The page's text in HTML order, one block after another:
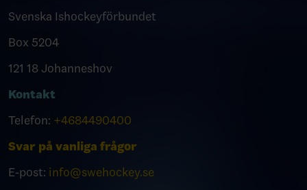
Svenska Ishockeyförbundet
Box 5204
121 18 Johanneshov
Kontakt
Telefon: +4684490400
Svar på vanliga frågor
E-post: info@swehockey.se